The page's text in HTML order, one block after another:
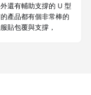
還有輔助支撐的 U 型
產品都有個非常棒的
貼包覆與支撐，